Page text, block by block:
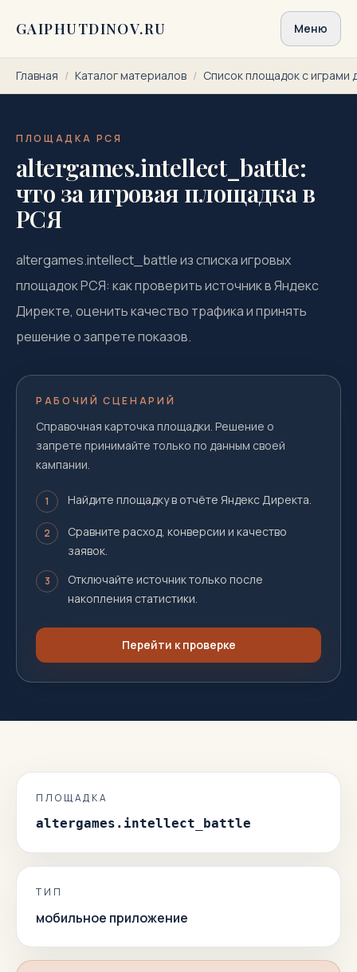
GAIPHUTDINOV.RU Меню
Главная / Каталог материалов / Список площадок с играми
ПЛОЩАДКА РСЯ
altergames.intellect_battle:
что за игровая площадка в
РСЯ
altergames.intellect_battle из списка игровых
площадок РСЯ: как проверить источник в Яндекс
Директе, оценить качество трафика и принять
решение о запрете показов.
РАБОЧИЙ СЦЕНАРИЙ
Справочная карточка площадки. Решение о
запрете принимайте только по данным своей
кампании.
1 Найдите площадку в отчёте Яндекс Директа.
2
Сравните расход, конверсии и качество
заявок.
3
Отключайте источник только после
накопления статистики.
Перейти к проверке
ПЛОЩАДКА
altergames.intellect_battle
ТИП
мобильное приложение